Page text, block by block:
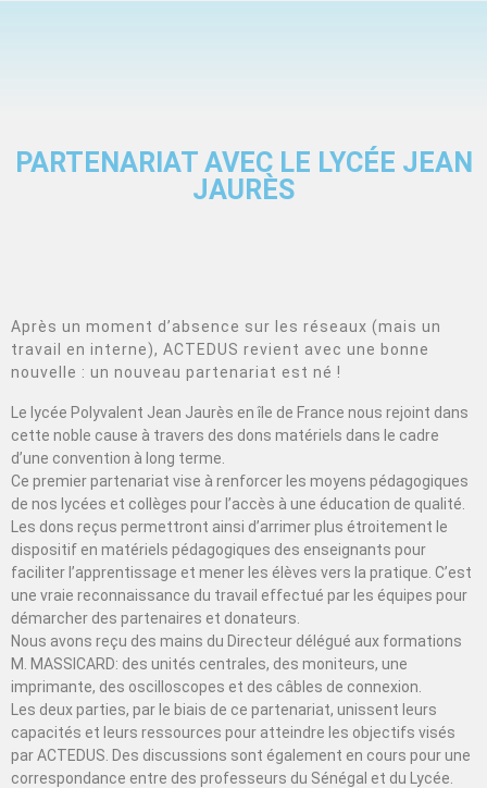
PARTENARIAT AVEC LE LYCÉE JEAN
JAURÈS
Après un moment d’absence sur les réseaux (mais un
travail en interne), ACTEDUS revient avec une bonne
nouvelle : un nouveau partenariat est né !
Le lycée Polyvalent Jean Jaurès en île de France nous rejoint dans
cette noble cause à travers des dons matériels dans le cadre
d’une convention à long terme.
Ce premier partenariat vise à renforcer les moyens pédagogiques
de nos lycées et collèges pour l’accès à une éducation de qualité.
Les dons reçus permettront ainsi d’arrimer plus étroitement le
dispositif en matériels pédagogiques des enseignants pour
faciliter l’apprentissage et mener les élèves vers la pratique. C’est
une vraie reconnaissance du travail effectué par les équipes pour
démarcher des partenaires et donateurs.
Nous avons reçu des mains du Directeur délégué aux formations
M. MASSICARD: des unités centrales, des moniteurs, une
imprimante, des oscilloscopes et des câbles de connexion.
Les deux parties, par le biais de ce partenariat, unissent leurs
capacités et leurs ressources pour atteindre les objectifs visés
par ACTEDUS. Des discussions sont également en cours pour une
correspondance entre des professeurs du Sénégal et du Lycée.